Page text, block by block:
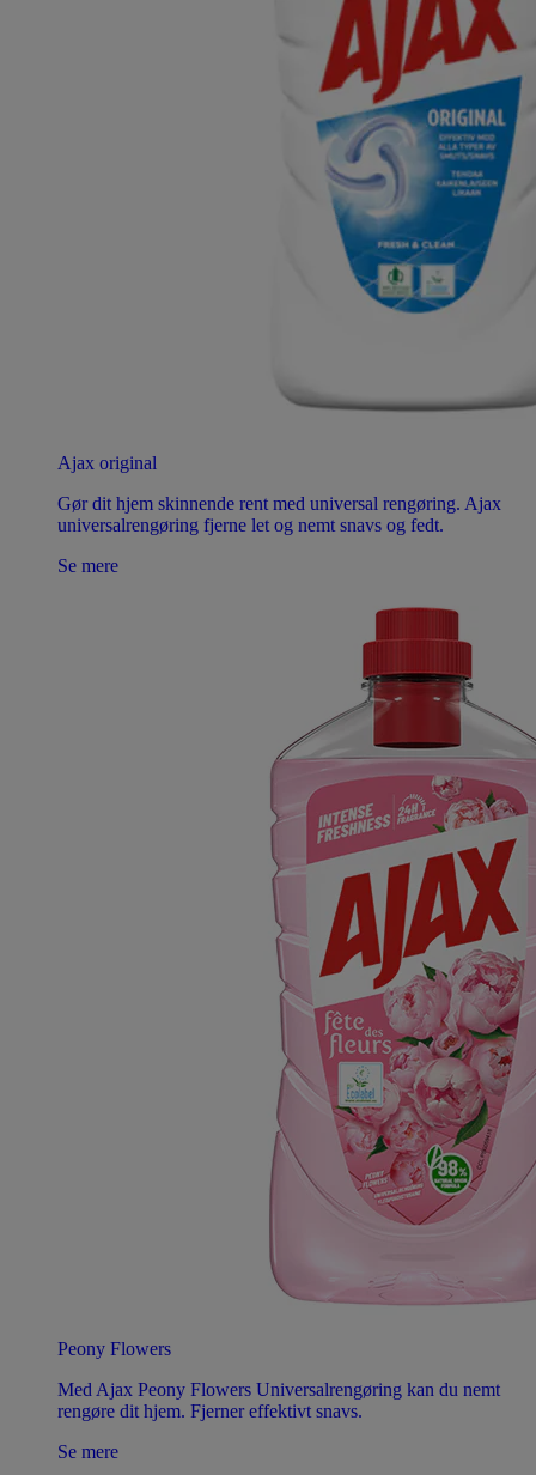
Ajax original
Gør dit hjem skinnende rent med universal rengøring. Ajax
universalrengøring fjerne let og nemt snavs og fedt.
Se mere
Peony Flowers
Med Ajax Peony Flowers Universalrengøring kan du nemt
rengøre dit hjem. Fjerner effektivt snavs.
Se mere